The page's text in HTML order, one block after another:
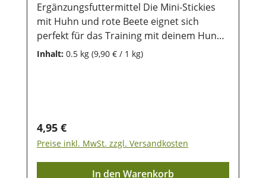
Ergänzungsfuttermittel Die Mini-Stickies
mit Huhn und rote Beete eignet sich
perfekt für das Training mit deinem Hund
und ist ein gern genommenes
Hunde geeignet - es ist getreidefrei - ohne
Zusatz von Zucker Durch die
wiederverschließbare Frischebox lässt es
sich gut aufbewahren Zusammensetzung:
Inhalt: 0.5 kg (9,90 € / 1 kg)
Regulärer Preis:
4,95 €
Preise inkl. MwSt. zzgl. Versandkosten
In den Warenkorb